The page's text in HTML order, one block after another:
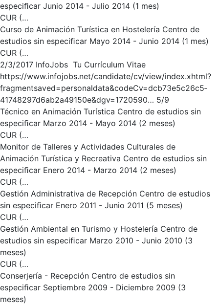
especiﬁcar Junio 2014 - Julio 2014 (1 mes)
CUR (…
Curso de Animación Turística en Hostelería Centro de
estudios sin especiﬁcar Mayo 2014 - Junio 2014 (1 mes)
CUR (…
2/3/2017 InfoJobs ­ Tu Currículum Vitae
https://www.infojobs.net/candidate/cv/view/index.xhtml?
fragment­saved=personal­data&codeCv=dcb73e5c­26c5­
4174­8297­d6ab2a49150e&dgv=1720590… 5/9
Técnico en Animación Turística Centro de estudios sin
especiﬁcar Marzo 2014 - Mayo 2014 (2 meses)
CUR (…
Monitor de Talleres y Actividades Culturales de
Animación Turística y Recreativa Centro de estudios sin
especiﬁcar Enero 2014 - Marzo 2014 (2 meses)
CUR (…
Gestión Administrativa de Recepción Centro de estudios
sin especiﬁcar Enero 2011 - Junio 2011 (5 meses)
CUR (…
Gestión Ambiental en Turismo y Hostelería Centro de
estudios sin especiﬁcar Marzo 2010 - Junio 2010 (3
meses)
CUR (…
Conserjería - Recepción Centro de estudios sin
especiﬁcar Septiembre 2009 - Diciembre 2009 (3
meses)